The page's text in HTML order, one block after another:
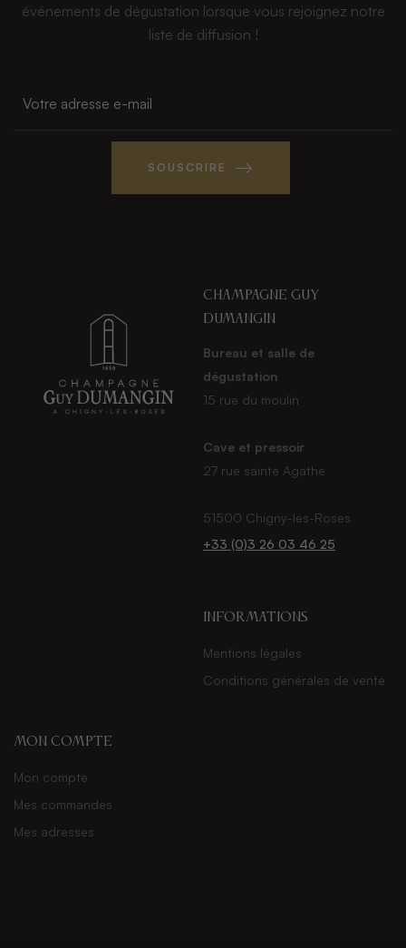
événements de dégustation lorsque vous rejoignez notre
liste de diffusion !
SOUSCRIRE
Champagne guy
dumangin
Bureau et salle de
dégustation
15 rue du moulin
Cave et pressoir
27 rue sainte Agathe
51500 Chigny-les-Roses
+33 (0)3 26 03 46 25
Informations
Mentions légales
Conditions générales de vente
Mon compte
Mon compte
Mes commandes
Mes adresses